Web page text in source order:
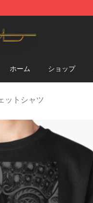
ホーム ショップ
ットシャツ